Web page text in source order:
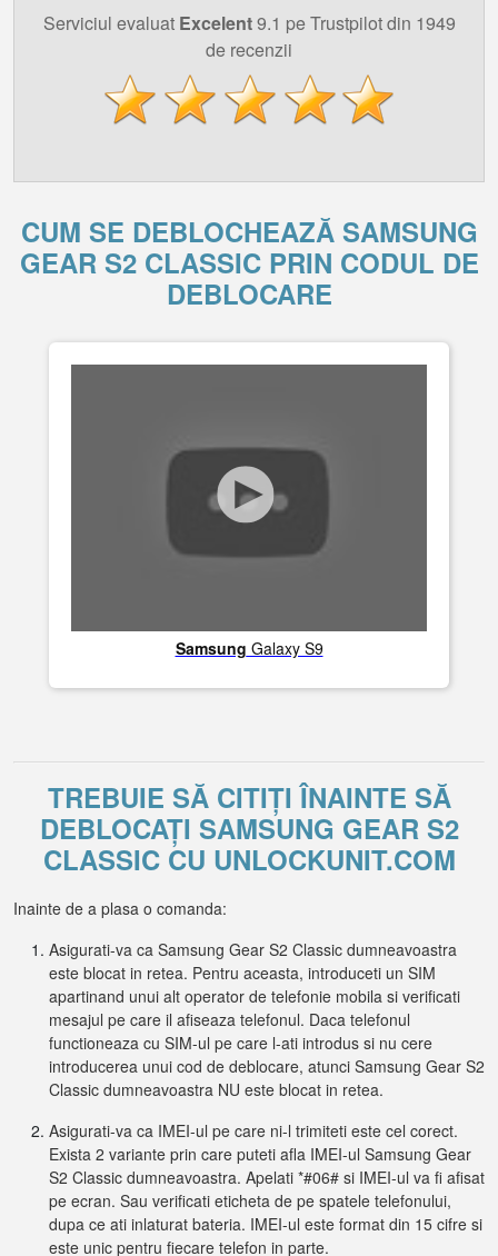
Serviciul evaluat Excelent9.1 pe Trustpilot din 1949
de recenzii
CUM SE DEBLOCHEAZĂ SAMSUNG
GEAR S2 CLASSIC PRIN CODUL DE
DEBLOCARE
Samsung Galaxy S9
TREBUIE SĂ CITIȚI ÎNAINTE SĂ
DEBLOCAȚI SAMSUNG GEAR S2
CLASSIC CU UNLOCKUNIT.COM
Inainte de a plasa o comanda:
Asigurati-va ca Samsung Gear S2 Classic dumneavoastra
este blocat in retea. Pentru aceasta, introduceti un SIM
apartinand unui alt operator de telefonie mobila si verificati
mesajul pe care il afiseaza telefonul. Daca telefonul
functioneaza cu SIM-ul pe care l-ati introdus si nu cere
introducerea unui cod de deblocare, atunci Samsung Gear S2
Classic dumneavoastra NU este blocat in retea.
Asigurati-va ca IMEI-ul pe care ni-l trimiteti este cel corect.
Exista 2 variante prin care puteti afla IMEI-ul Samsung Gear
S2 Classic dumneavoastra. Apelati *#06# si IMEI-ul va fi afisat
pe ecran. Sau verificati eticheta de pe spatele telefonului,
dupa ce ati inlaturat bateria. IMEI-ul este format din 15 cifre si
este unic pentru fiecare telefon in parte.